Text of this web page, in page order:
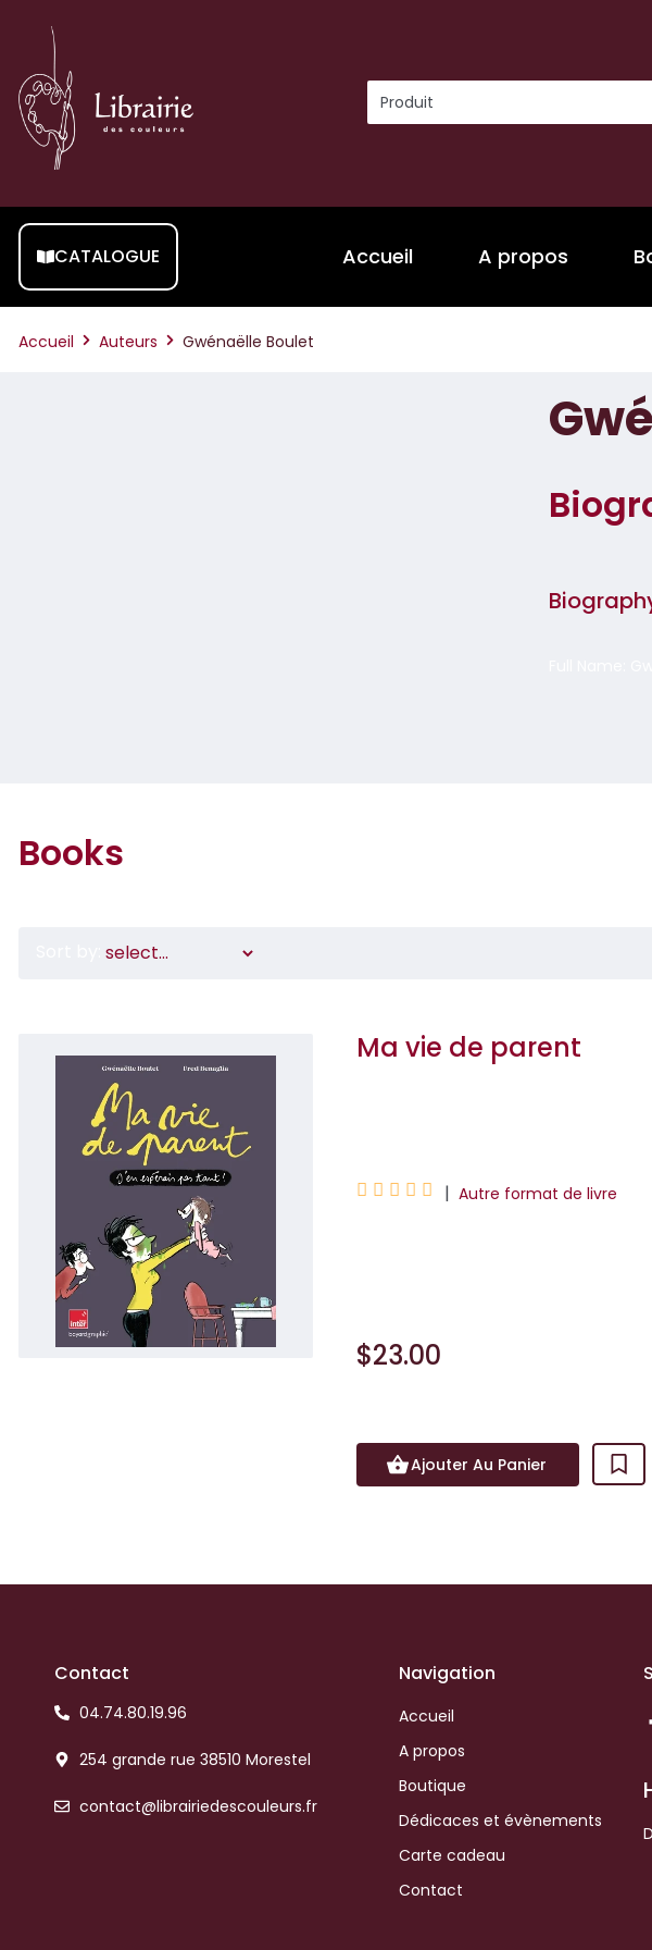
CATALOGUE Accueil A propos
Accueil Auteurs Gwénaëlle Boulet
Books
Ma vie de parent
     | Autre format de livre
$23.00
Ajouter Au Panier
Contact
04.74.80.19.96
254 grande rue 38510 Morestel
contact@librairiedescouleurs.fr
Navigation
Accueil
A propos
Boutique
Dédicaces et évènements
Carte cadeau
Contact